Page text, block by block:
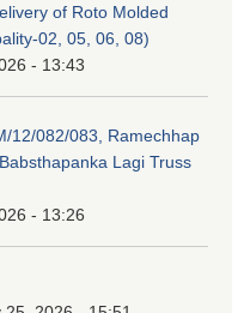
of Roto Molded
02, 05, 06, 08)
- 13:43
12/082/083, Ramechhap
Lagi Truss
- 13:26